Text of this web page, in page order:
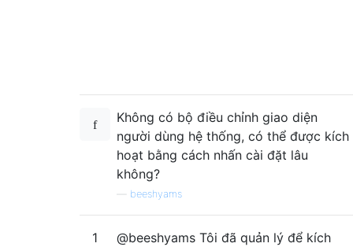
Không có bộ điều chỉnh giao diện
người dùng hệ thống, có thể được kích
hoạt bằng cách nhấn cài đặt lâu
không?
beeshyams
1
@beeshyams Tôi đã quản lý để kích